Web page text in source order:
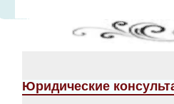
Юридические